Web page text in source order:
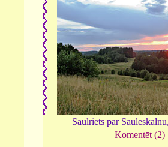
Saulriets pār
Komentēt (2)